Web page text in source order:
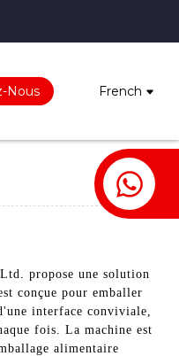
Nous French
propose une solution
conçue pour emballer
interface conviviale,
fois. La machine est
alimentaire